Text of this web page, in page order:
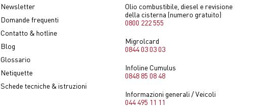
Newsletter
Domande frequenti
Contatto & hotline
Blog
Glossario
Netiquette
Schede tecniche & istruzioni
Olio combustibile, diesel e revisione
della cisterna (numero gratuito)
0800 222 555
Migrolcard
0844 03 03 03
Infoline Cumulus
0848 85 08 48
Informazioni generali / Veicoli
044 495 11 11